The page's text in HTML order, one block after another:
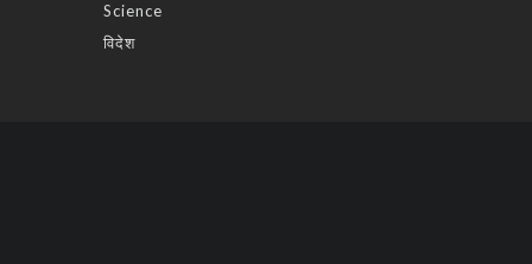
Science
विदेश